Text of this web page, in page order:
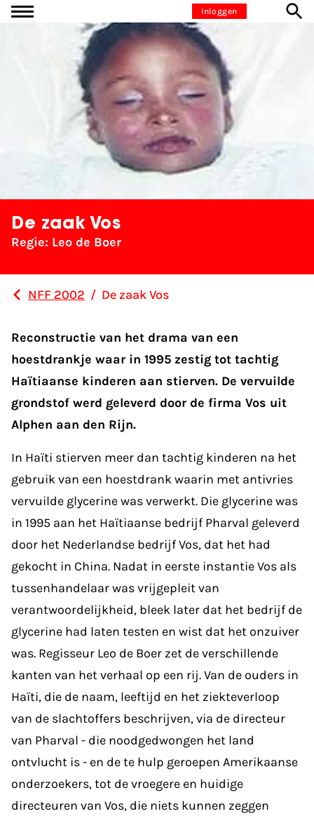
Ga naar inhoudInloggen
De zaak Vos
Regie: Leo de Boer
NFF 2002 / De zaak Vos
Reconstructie van het drama van een
hoestdrankje waar in 1995 zestig tot tachtig
Haïtiaanse kinderen aan stierven. De vervuilde
grondstof werd geleverd door de firma Vos uit
Alphen aan den Rijn.
In Haïti stierven meer dan tachtig kinderen na het
gebruik van een hoestdrank waarin met antivries
vervuilde glycerine was verwerkt. Die glycerine was
in 1995 aan het Haïtiaanse bedrijf Pharval geleverd
door het Nederlandse bedrijf Vos, dat het had
gekocht in China. Nadat in eerste instantie Vos als
tussenhandelaar was vrijgepleit van
verantwoordelijkheid, bleek later dat het bedrijf de
glycerine had laten testen en wist dat het onzuiver
was. Regisseur Leo de Boer zet de verschillende
kanten van het verhaal op een rij. Van de ouders in
Haïti, die de naam, leeftijd en het ziekteverloop
van de slachtoffers beschrijven, via de directeur
van Pharval - die noodgedwongen het land
ontvlucht is - en de te hulp geroepen Amerikaanse
onderzoekers, tot de vroegere en huidige
directeuren van Vos, die niets kunnen zeggen